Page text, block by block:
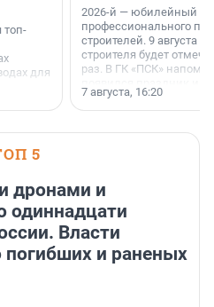
топ-
для
2026-й — юбилейный
профессионального
строителей. 9 августа
строителя будет
раз. В ГК «ПСК»
поменялась роль
7 августа, 16:20
5
дронами и
одиннадцати
Власти
и раненых